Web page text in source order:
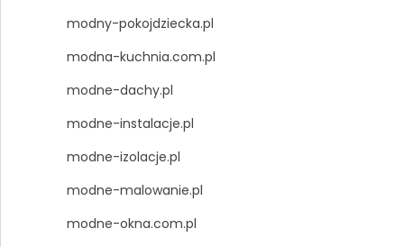
modny-pokojdziecka.pl
modna-kuchnia.com.pl
modne-dachy.pl
modne-instalacje.pl
modne-izolacje.pl
modne-malowanie.pl
modne-okna.com.pl